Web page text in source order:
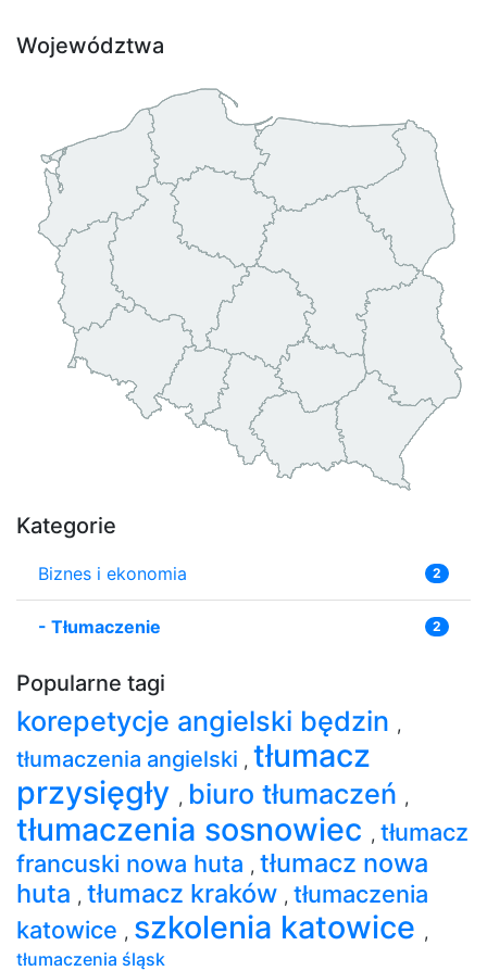
Województwa
Kategorie
Biznes i ekonomia 2
- Tłumaczenie 2
Popularne tagi
korepetycje angielski będzin ,
tłumaczenia angielski , tłumacz
przysięgły , biuro tłumaczeń ,
tłumaczenia sosnowiec , tłumacz
francuski nowa huta , tłumacz nowa
huta , tłumacz kraków , tłumaczenia
katowice , szkolenia katowice ,
tłumaczenia śląsk